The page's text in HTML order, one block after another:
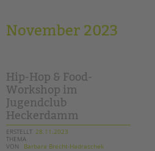
Förderzentren
Kollegs
EFöB
Schulbezogene Sozialarbeit
Tagesgruppen
November 2023
Hip-Hop & Food-
Workshop im
Jugendclub
Heckerdamm
ERSTELLT 28.11.2023
THEMA
VON
Barbara Brecht-Hadraschek